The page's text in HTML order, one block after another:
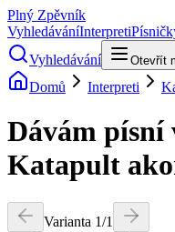
Plný Zpěvník
VyhledáváníInterpreti
Vyhledávání
Otevřít
Domů Interpreti
Dávám písní
Katapult
Varianta 1/1